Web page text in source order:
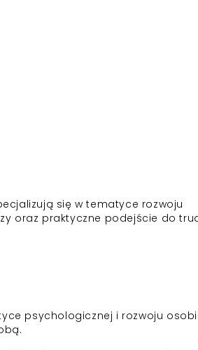
się w tematyce rozwoju
oraz praktyczne podejście do
psychologicznej i rozwoju